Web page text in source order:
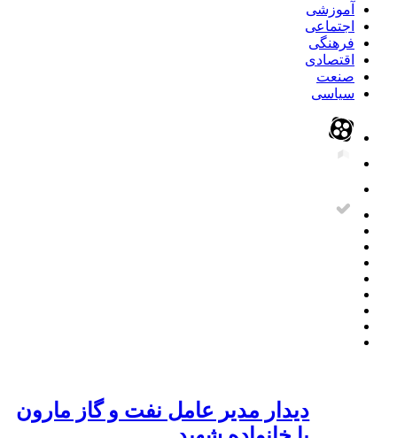
آموزشی
اجتماعی
فرهنگی
اقتصادی
صنعت
سیاسی
دیدار مدیر عامل نفت و گاز مارون